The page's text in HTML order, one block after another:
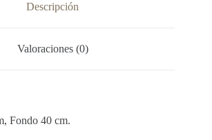
Descripción
Valoraciones (0)
Fondo 40 cm.